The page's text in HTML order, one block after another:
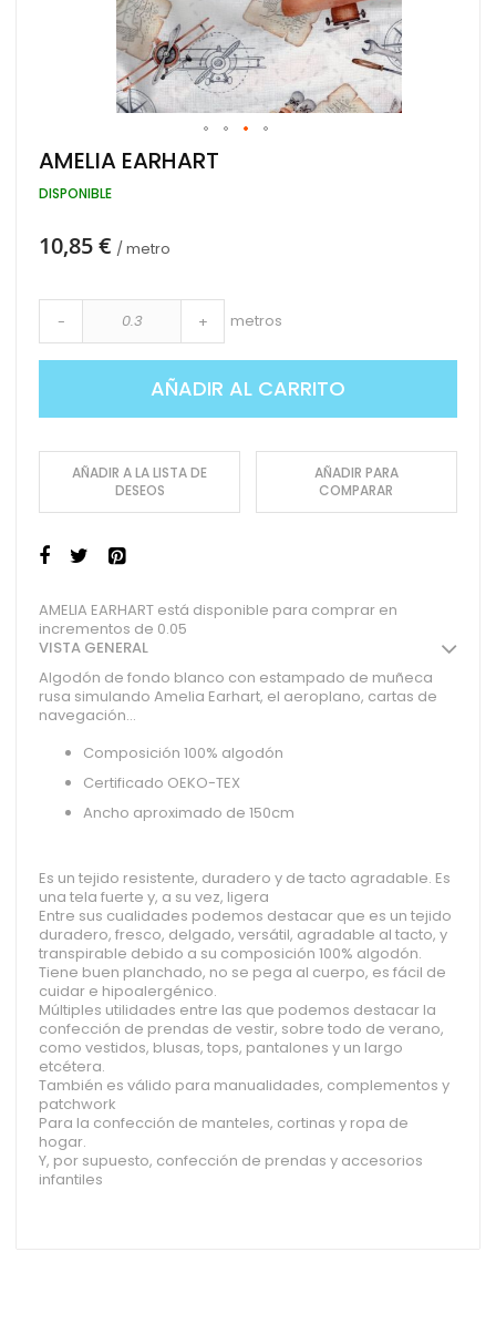
Saltar
al
comienzo
galería
AMELIA EARHART
DISPONIBLE
10,85 € / metro
- + metros
AÑADIR AL CARRITO
AÑADIR A LA LISTA DE
DESEOS
AÑADIR PARA
COMPARAR
AMELIA EARHART está disponible para comprar en
incrementos de 0.05
VISTA GENERAL
Algodón de fondo blanco con estampado de muñeca
rusa simulando Amelia Earhart, el aeroplano, cartas de
navegación...
Composición 100% algodón
Certificado OEKO-TEX
Ancho aproximado de 150cm
Es un tejido resistente, duradero y de tacto agradable. Es
una tela fuerte y, a su vez, ligera
Entre sus cualidades podemos destacar que es un tejido
duradero, fresco, delgado, versátil, agradable al tacto, y
transpirable debido a su composición 100% algodón.
Tiene buen planchado, no se pega al cuerpo, es fácil de
cuidar e hipoalergénico.
Múltiples utilidades entre las que podemos destacar la
confección de prendas de vestir, sobre todo de verano,
como vestidos, blusas, tops, pantalones y un largo
etcétera.
También es válido para manualidades, complementos y
patchwork
Para la confección de manteles, cortinas y ropa de
hogar.
Y, por supuesto, confección de prendas y accesorios
infantiles